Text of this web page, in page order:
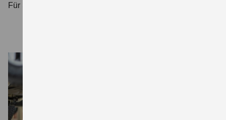
Für Sie heißt das: mehr Sicherheit.